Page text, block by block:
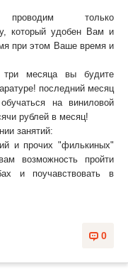
только
который удобен Вам и
при этом Ваше время и
три месяца вы будите
последний месяц
на виниловой
рублей в месяц!
занятий:
и прочих "филькиных"
возможность пройти
и поучавствовать в
0